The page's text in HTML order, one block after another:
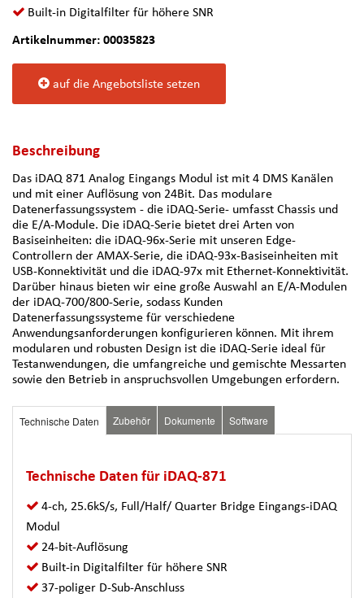
Built-in Digitalfilter für höhere SNR
Artikelnummer: 00035823
auf die Angebotsliste setzen
Beschreibung
Das iDAQ 871 Analog Eingangs Modul ist mit 4 DMS Kanälen
und mit einer Auflösung von 24Bit. Das modulare
Datenerfassungssystem - die iDAQ-Serie- umfasst Chassis und
die E/A-Module. Die iDAQ-Serie bietet drei Arten von
Basiseinheiten: die iDAQ-96x-Serie mit unseren Edge-
Controllern der AMAX-Serie, die iDAQ-93x-Basiseinheiten mit
USB-Konnektivität und die iDAQ-97x mit Ethernet-Konnektivität.
Darüber hinaus bieten wir eine große Auswahl an E/A-Modulen
der iDAQ-700/800-Serie, sodass Kunden
Datenerfassungssysteme für verschiedene
Anwendungsanforderungen konfigurieren können. Mit ihrem
modularen und robusten Design ist die iDAQ-Serie ideal für
Testanwendungen, die umfangreiche und gemischte Messarten
sowie den Betrieb in anspruchsvollen Umgebungen erfordern.
Technische Daten Zubehör Dokumente Software
Technische Daten für iDAQ-871
4-ch, 25.6kS/s, Full/Half/ Quarter Bridge Eingangs-iDAQ
Modul
24-bit-Auflösung
Built-in Digitalfilter für höhere SNR
37-poliger D-Sub-Anschluss